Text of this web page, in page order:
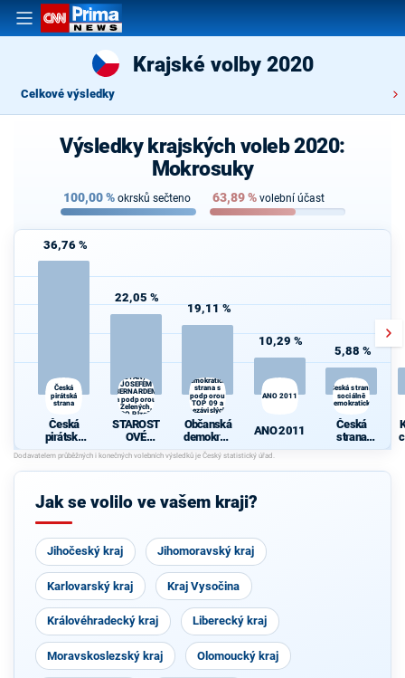
Krajské volby 2020
Celkové výsledky
Výsledky krajských voleb 2020:
Mokrosuky
100,00% okrsků sečteno 63,89% volební účast
36,76 %
Česká
pirátská
strana
Česká
pirátská
strana
22,05 %
(STAN) s
JOSEFEM
BERNARDEM
a podporou
Zelených,
PRO Plzeň a
Idealistů
STAROST
OVÉ
(STAN) s
JOSEFEM
BERNARD
podporou
a Idealistů
19,11 %
demokratická
strana s
podporou
TOP 09 a
nezávislých
starostů
Občanská
demokrati
cká strana
s podporou
TOP 09 a
h starostů
10,29 %
ANO 2011
ANO 2011
5,88 %
Česká strana
sociálně
demokratická
Česká
strana
sociálně
cká
Jak se volilo ve vašem kraji?
Jihočeský kraj Jihomoravský kraj
Karlovarský kraj Kraj Vysočina
Královéhradecký kraj Liberecký kraj
Moravskoslezský kraj Olomoucký kraj